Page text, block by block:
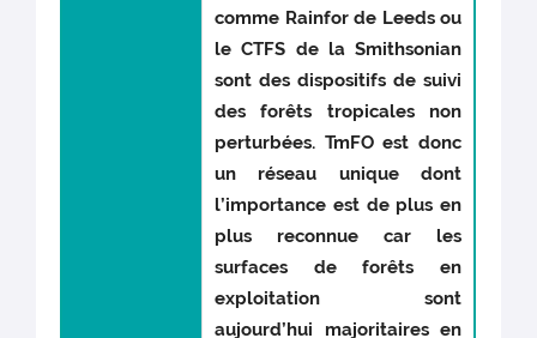
comme Rainfor de Leeds ou
le CTFS de la Smithsonian
sont des dispositifs de suivi
des forêts tropicales non
perturbées. TmFO est donc
un réseau unique dont
l’importance est de plus en
plus reconnue car les
surfaces de forêts en
exploitation sont
aujourd’hui majoritaires en